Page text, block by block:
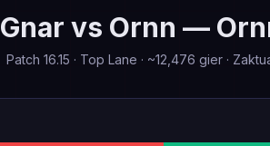
Gnar vs Ornn —
Patch 16.15 · Top Lane · ~12,476 gier·